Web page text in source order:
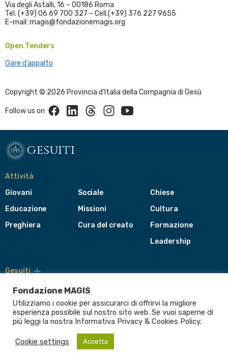
Via degli Astalli, 16 – 00186 Roma
Tel. (+39) 06 69 700 327 – Cell.(+39) 376 227 9655
E-mail: magis@fondazionemagis.org
Open Tenders
Gare d’appalto
Copyright © 2026 Provincia d’Italia della Compagnia di Gesù
Follow us on FacebookLinkedinThreadsInstagramYoutube
gesuiti
Attività
Giovani
Educazione
Preghiera
Sociale
Missioni
Cura del creato
Chiese
Cultura
Formazione
Leadership
Gesuiti
di
navigazione
del
footer
Compagnia di Gesù
CEP - Conferenza delle Province Europee
Provincia Euro-Mediterranea
Albania
Italia Malta Romania
Fondazione MAGIS
Utilizziamo i cookie per assicurarci di offrirvi la migliore
esperienza possibile sul nostro sito web. Se vuoi saperne di
più leggi la nostra Informativa Privacy & Cookies Policy.
Cookie settings Accetta